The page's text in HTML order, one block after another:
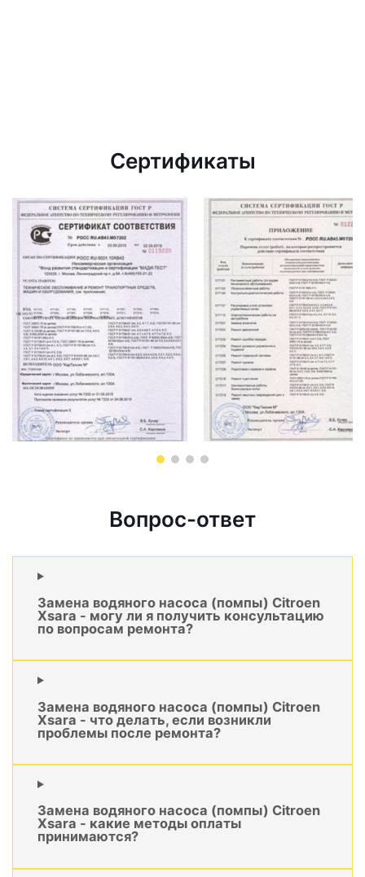
Сертификаты
Вопрос-ответ
Замена водяного насоса (помпы) Citroen
Xsara - могу ли я получить консультацию
по вопросам ремонта?
Замена водяного насоса (помпы) Citroen
Xsara - что делать, если возникли
проблемы после ремонта?
Замена водяного насоса (помпы) Citroen
Xsara - какие методы оплаты
принимаются?